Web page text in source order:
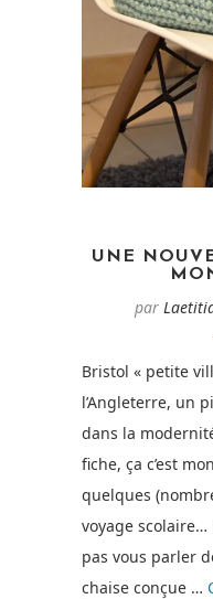
UNE
par
Bristol « petite
l’Angleterre, un
dans la
fiche, ça c’est
quelques
voyage scolaire…
pas vous parler
chaise conçue …